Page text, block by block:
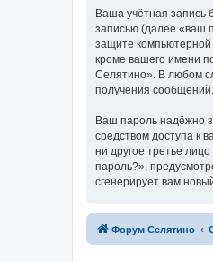
Ваша учётная запись
записью (далее «ваш
защите
кроме вашего имени
Селятино». В любом
получения
Ваш пароль надёжно
средством доступа к
ни другое третье
пароль?»,
сгенерирует вам
Форум Селятино